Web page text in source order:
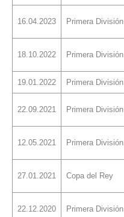
16.04.2023 Primera División
18.10.2022 Primera División
19.01.2022 Primera División
22.09.2021 Primera División
12.05.2021 Primera División
27.01.2021 Copa del Rey
22.12.2020 Primera División